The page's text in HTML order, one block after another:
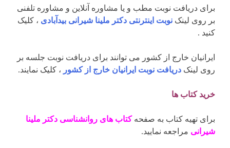
برای دریافت نوبت مطب و یا مشاوره آنلاین و مشاوره تلفنی
بر روی لینک نوبت اینترنتی دکتر ملینا شیرانی بیدآبادی ، کلیک
کنید .
ایرانیان خارج از کشور می توانند برای دریافت نوبت جلسه بر
روی لینک دریافت نوبت ایرانیان خارج از کشور ، کلیک نمایند.
خرید کتاب ها
برای تهیه کتاب به صفحهکتاب های روانشناسی دکتر ملینا
شیرانی مراجعه نمایید.